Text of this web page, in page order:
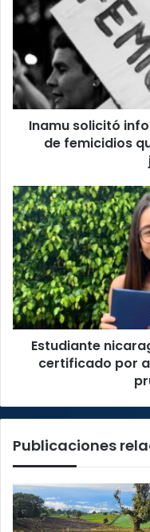
información
sobre
víctimas
de
femicidios
que
continúan
Inamu solicitó
de femicidios
Estudiante
nicaragüense
de
medicina
recibió
certificado
por
aprobar
con
excelencia
Estudiante
certificado por
Publicaciones